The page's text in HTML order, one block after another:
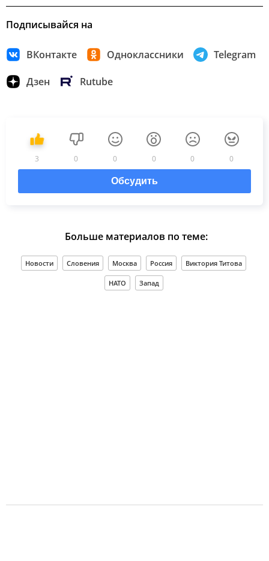
Подписывайся на
ВКонтакте Одноклассники Telegram
Дзен Rutube
3 0 0 0 0 0
Обсудить
Больше материалов по теме:
Новости Словения Москва Россия Виктория Титова
НАТО Запад